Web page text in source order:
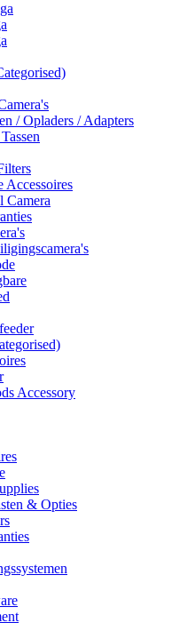
/ Opladers / Adapters
Accessoires
Camera
Accessory
& Opties